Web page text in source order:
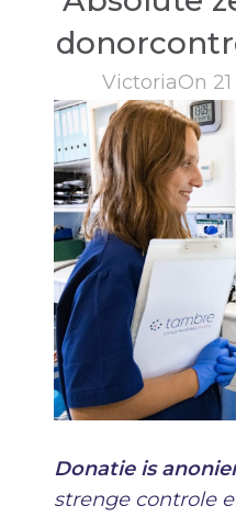
VictoriaOn
Donatie is
strenge controle